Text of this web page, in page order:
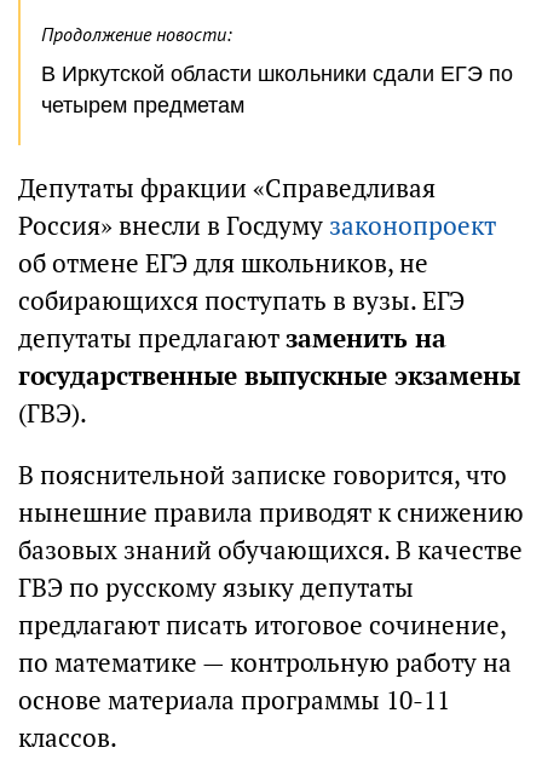
Продолжение новости:
В Иркутской области школьники сдали ЕГЭ по
четырем предметам
Депутаты фракции «Справедливая
Россия» внесли в Госдуму законопроект
об отмене ЕГЭ для школьников, не
собирающихся поступать в вузы. ЕГЭ
депутаты предлагаютзаменить на
государственные выпускные экзамены
(ГВЭ).
В пояснительной записке говорится, что
нынешние правила приводят к снижению
базовых знаний обучающихся. В качестве
ГВЭ по русскому языку депутаты
предлагают писать итоговое сочинение,
по математике — контрольную работу на
основе материала программы 10-11
классов.